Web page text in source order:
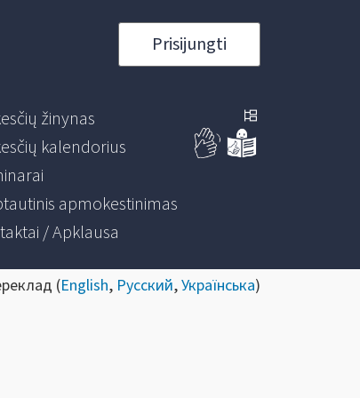
Prisijungti
žinynas
kalendorius
apmokestinimas
/ Apklausa
(English, Русский,Українська)